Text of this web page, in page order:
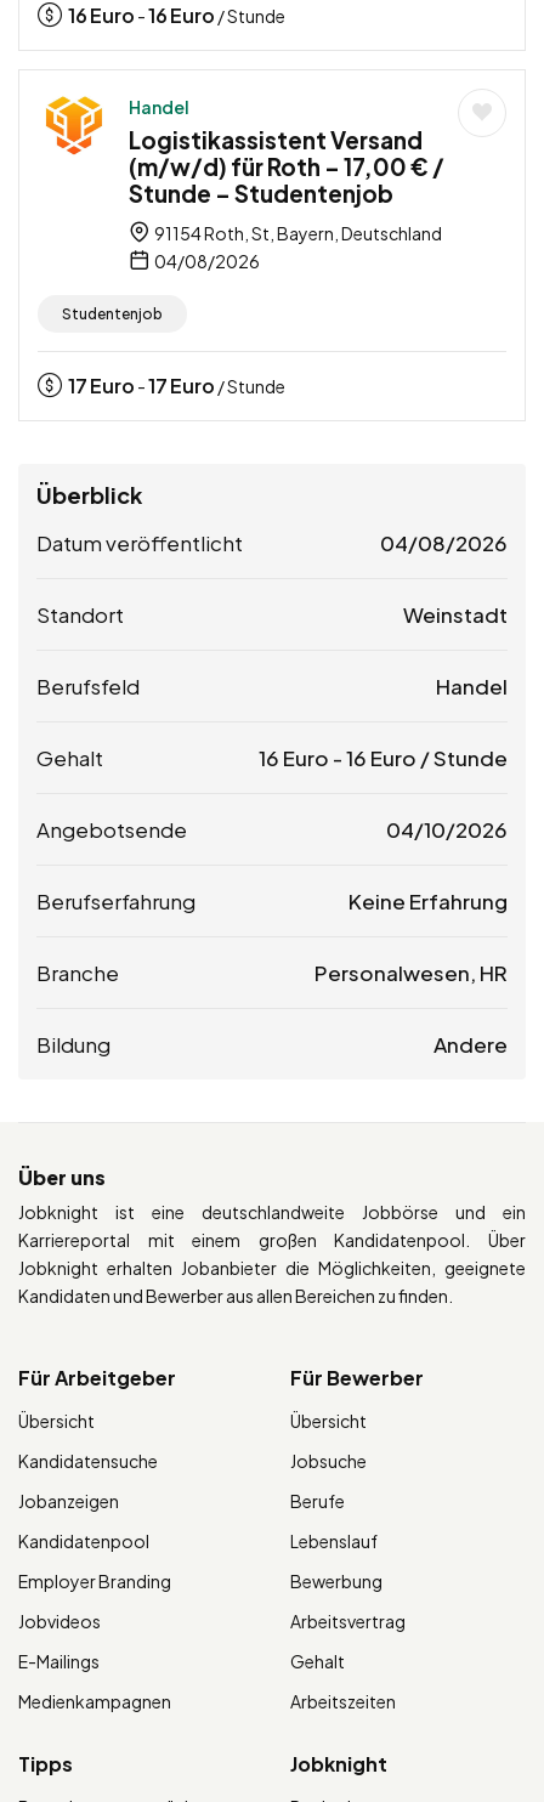
16Euro -16Euro / Stunde
Handel
Logistikassistent Versand
(m/w/d) für Roth – 17,00 € /
Stunde – Studentenjob
91154 Roth, St, Bayern, Deutschland
04/08/2026
Studentenjob
17Euro -17Euro / Stunde
Überblick
Datum veröffentlicht 04/08/2026
Standort Weinstadt
Berufsfeld Handel
Gehalt 16 Euro -16 Euro / Stunde
Angebotsende 04/10/2026
Berufserfahrung Keine Erfahrung
Branche Personalwesen, HR
Bildung Andere
Über uns
Jobknight ist eine deutschlandweite Jobbörse und ein
Karriereportal mit einem großen Kandidatenpool. Über
Jobknight erhalten Jobanbieter die Möglichkeiten, geeignete
Kandidaten und Bewerber aus allen Bereichen zu finden.
Für Arbeitgeber
Übersicht
Kandidatensuche
Jobanzeigen
Kandidatenpool
Employer Branding
Jobvideos
E-Mailings
Medienkampagnen
Für Bewerber
Übersicht
Jobsuche
Berufe
Lebenslauf
Bewerbung
Arbeitsvertrag
Gehalt
Arbeitszeiten
Tipps Jobknight